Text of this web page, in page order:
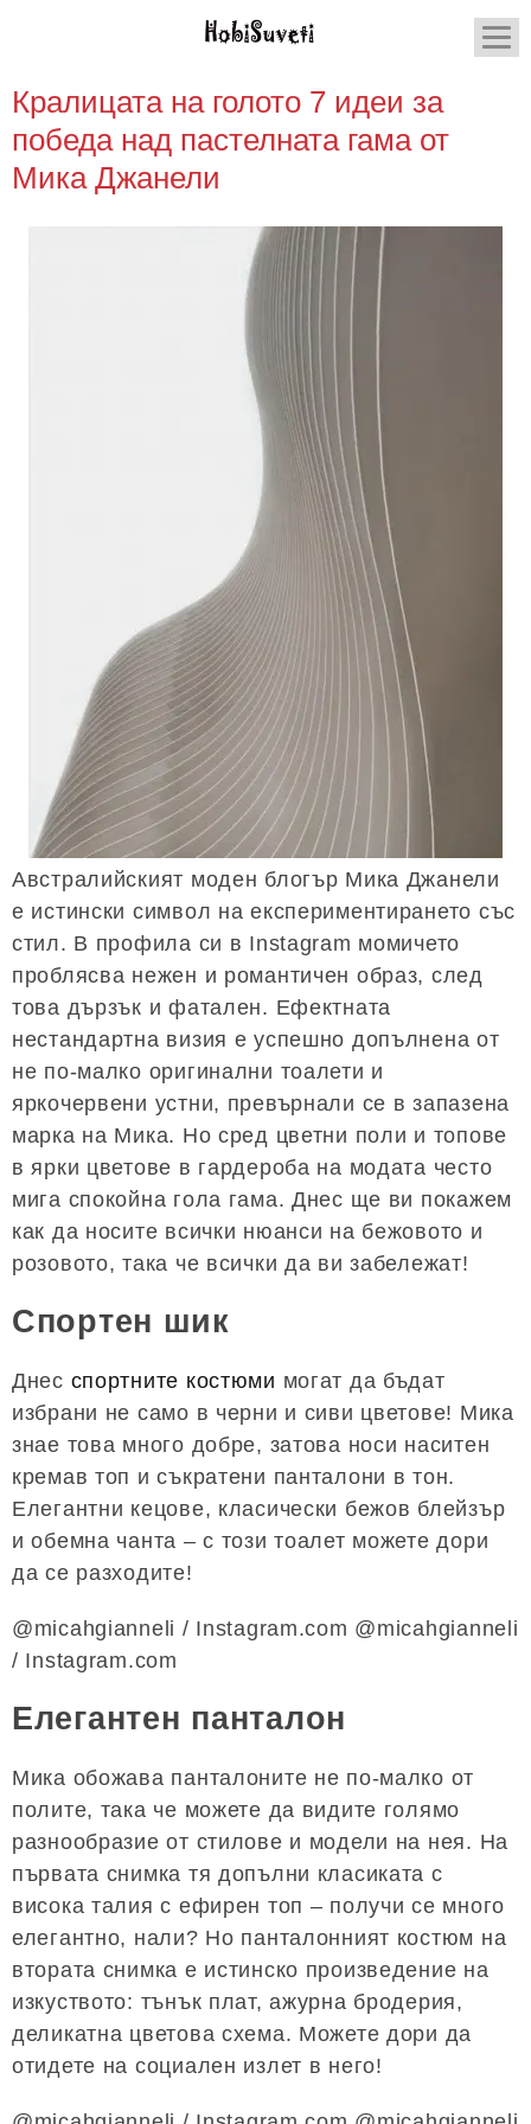
Кралицата на голото 7 идеи за
победа над пастелната гама от
Мика Джанели
Австралийският моден блогър Мика Джанели
е истински символ на експериментирането със
стил. В профила си в Instagram момичето
проблясва нежен и романтичен образ, след
това дързък и фатален. Ефектната
нестандартна визия е успешно допълнена от
не по-малко оригинални тоалети и
яркочервени устни, превърнали се в запазена
марка на Мика. Но сред цветни поли и топове
в ярки цветове в гардероба на модата често
мига спокойна гола гама. Днес ще ви покажем
как да носите всички нюанси на бежовото и
розовото, така че всички да ви забележат!
Спортен шик
Днес спортните костюми могат да бъдат
избрани не само в черни и сиви цветове! Мика
знае това много добре, затова носи наситен
кремав топ и съкратени панталони в тон.
Елегантни кецове, класически бежов блейзър
и обемна чанта – с този тоалет можете дори
да се разходите!
@micahgianneli / Instagram.com @micahgianneli
/ Instagram.com
Елегантен панталон
Мика обожава панталоните не по-малко от
полите, така че можете да видите голямо
разнообразие от стилове и модели на нея. На
първата снимка тя допълни класиката с
висока талия с ефирен топ – получи се много
елегантно, нали? Но панталонният костюм на
втората снимка е истинско произведение на
изкуството: тънък плат, ажурна бродерия,
деликатна цветова схема. Можете дори да
отидете на социален излет в него!